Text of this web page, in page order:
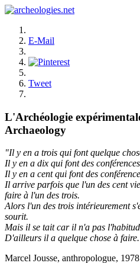
E-Mail
Tweet
L'Archéologie
Archaeology
"Il y en a trois qui font quelque
Il y en a dix qui font des
Il y en a cent qui font des
Il arrive parfois que l'un des cent
faire à l'un des trois.
Alors l'un des trois intérieurement
sourit.
Mais il se tait car il n'a pas
D'ailleurs il a quelque chose à
Marcel Jousse, anthropologue, 1978